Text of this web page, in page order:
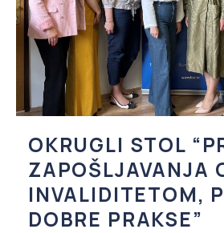
OKRUGLI STOL
ZAPOŠLJAVANJA
INVALIDITETOM,
DOBRE PRAKSE”